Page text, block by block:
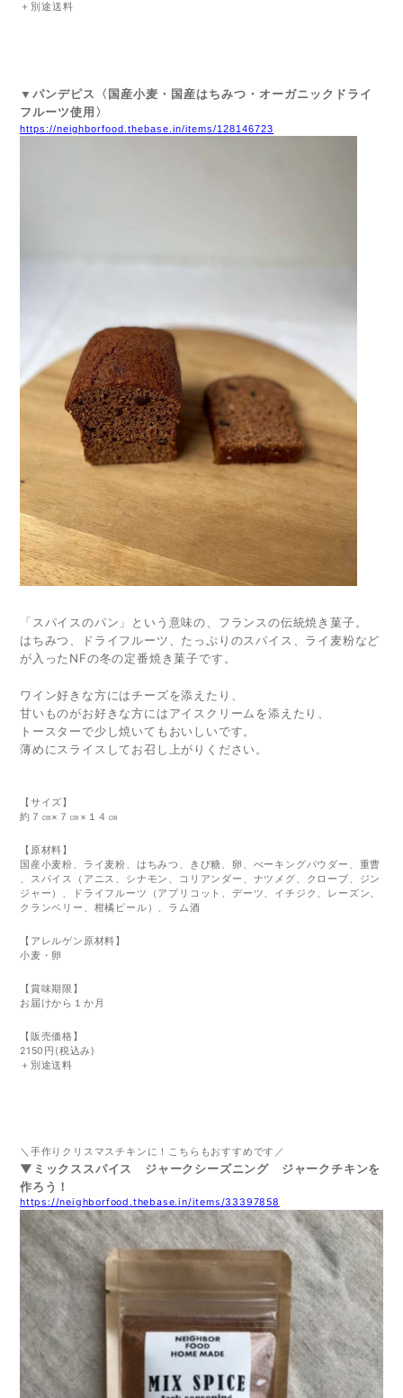
＋別途送料
▼パンデピス〈国産小麦・国産はちみつ・オーガニックドライ
フルーツ使用〉
https://neighborfood.thebase.in/items/128146723
「スパイスのパン」という意味の、フランスの伝統焼き菓子。
はちみつ、ドライフルーツ、たっぷりのスパイス、ライ麦粉など
が入ったNFの冬の定番焼き菓子です。
ワイン好きな方にはチーズを添えたり、
甘いものがお好きな方にはアイスクリームを添えたり、
トースターで少し焼いてもおいしいです。
薄めにスライスしてお召し上がりください。
【サイズ】
約７㎝×７㎝×１４㎝
【原材料】
国産小麦粉、ライ麦粉、はちみつ、きび糖、卵、べーキングパウダー、重曹
、スパイス（アニス、シナモン、コリアンダー、ナツメグ、クローブ、ジン
ジャー）、ドライフルーツ（アプリコット、デーツ、イチジク、レーズン、
クランベリー、柑橘ピール）、ラム酒
【アレルゲン原材料】
小麦・卵
【賞味期限】
お届けから１か月
【販売価格】
2150円(税込み)
＋別途送料
＼手作りクリスマスチキンに！こちらもおすすめです／
▼ミックススパイス ジャークシーズニング ジャークチキンを
作ろう！
https://neighborfood.thebase.in/items/33397858